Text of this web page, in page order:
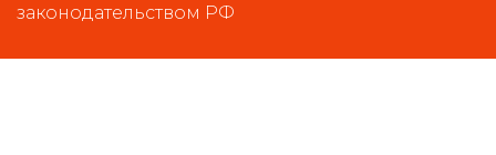
законодательством РФ